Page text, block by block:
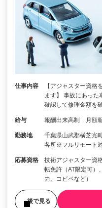
仕事内容
【アジャスター資格
ます】 事故にあった
確認して修理金額を
給与 報酬出来高制 月額
勤務地
千葉県山武郡横芝光
各所※フルリモート対
応募資格
技術アジャスター資
転免許（AT限定可）
力、コピペなど）
後で見る